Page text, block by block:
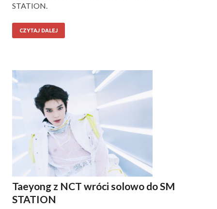
STATION.
CZYTAJ DALEJ
Taeyong z NCT wróci solowo do SM
STATION